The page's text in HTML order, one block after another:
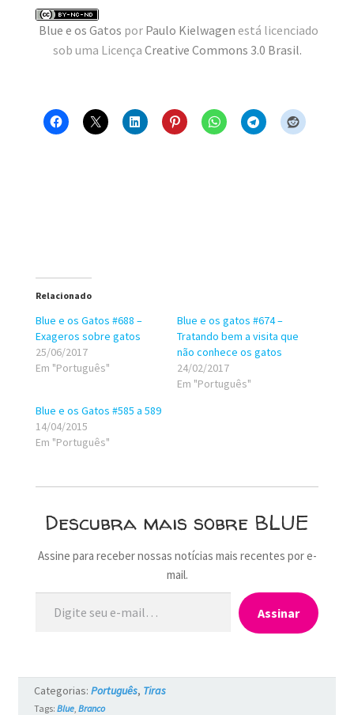
MINHA CONTA
Blue e os Gatos por Paulo Kielwagen está licenciado
sob uma Licença Creative Commons 3.0 Brasil.
Relacionado
Blue e os Gatos #688 –
Exageros sobre gatos
25/06/2017
Em "Português"
Blue e os gatos #674 –
Tratando bem a visita que
não conhece os gatos
24/02/2017
Em "Português"
Blue e os Gatos #585 a 589
14/04/2015
Em "Português"
Descubra mais sobre BLUE
Assine para receber nossas notícias mais recentes por e-
mail.
Digite seu e-mail…
Assinar
Categorias: Português, Tiras
Tags: Blue, Branco